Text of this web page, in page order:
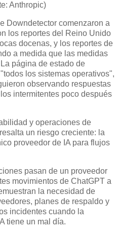
Anthropic)
Downdetector comenzaron a
los reportes del Reino Unido
docenas, y los reportes de
a medida que las medidas
página de estado de
los sistemas operativos",
observando respuestas
intermitentes poco después
y operaciones de
un riesgo creciente: la
proveedor de IA para flujos
pasan de un proveedor
movimientos de ChatGPT a
la necesidad de
planes de respaldo y
incidentes cuando la
tiene un mal día.